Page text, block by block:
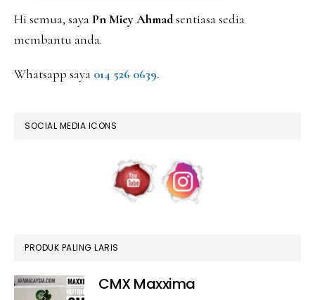
Hi semua, saya Pn Miey Ahmadsentiasa sedia
membantu anda.
Whatsapp saya 014 526 0639.
SOCIAL MEDIA ICONS
PRODUK PALING LARIS
CMX Maxxima